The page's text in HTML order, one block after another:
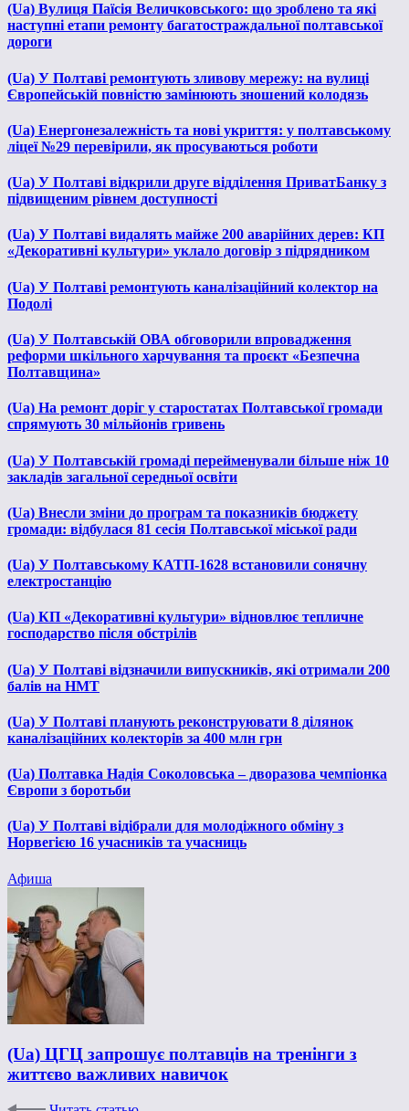
(Ua) Вулиця Паїсія Величковського: що зроблено та які
наступні етапи ремонту багатостраждальної полтавської
дороги
(Ua) У Полтаві ремонтують зливову мережу: на вулиці
Європейській повністю замінюють зношений колодязь
(Ua) Енергонезалежність та нові укриття: у полтавському
ліцеї №29 перевірили, як просуваються роботи
(Ua) У Полтаві відкрили друге відділення ПриватБанку з
підвищеним рівнем доступності
(Ua) У Полтаві видалять майже 200 аварійних дерев: КП
«Декоративні культури» уклало договір з підрядником
(Ua) У Полтаві ремонтують каналізаційний колектор на
Подолі
(Ua) У Полтавській ОВА обговорили впровадження
реформи шкільного харчування та проєкт «Безпечна
Полтавщина»
(Ua) На ремонт доріг у старостатах Полтавської громади
спрямують 30 мільйонів гривень
(Ua) У Полтавській громаді перейменували більше ніж 10
закладів загальної середньої освіти
(Ua) Внесли зміни до програм та показників бюджету
громади: відбулася 81 сесія Полтавської міської ради
(Ua) У Полтавському КАТП-1628 встановили сонячну
електростанцію
(Ua) КП «Декоративні культури» відновлює тепличне
господарство після обстрілів
(Ua) У Полтаві відзначили випускників, які отримали 200
балів на НМТ
(Ua) У Полтаві планують реконструювати 8 ділянок
каналізаційних колекторів за 400 млн грн
(Ua) Полтавка Надія Соколовська – дворазова чемпіонка
Європи з боротьби
(Ua) У Полтаві відібрали для молодіжного обміну з
Норвегією 16 учасників та учасниць
Афиша
(Ua) ЦГЦ запрошує полтавців на тренінги з
життєво важливих навичок